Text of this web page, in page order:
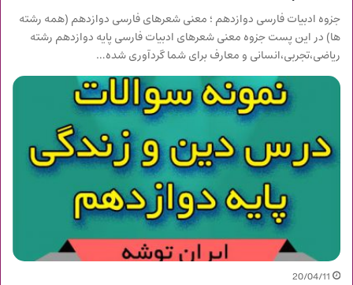
جزوه ادبیات فارسی دوازدهم ؛ معنی شعرهای فارسی دوازدهم (همه رشته
ها) در این پست جزوه معنی شعرهای ادبیات فارسی پایه دوازدهم رشته
ریاضی،تجربی،انسانی و معارف برای شما گردآوری شده…
20/04/11